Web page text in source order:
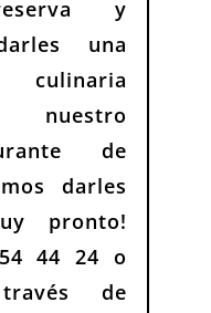
y
una
nuestro
de
darles
pronto!
44 24 o
de